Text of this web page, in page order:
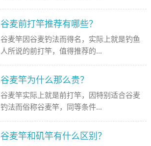
谷麦前打竿推荐有哪些？
谷麦竿因谷麦钓法而得名，实际上就是钓鱼
人所说的前打竿，值得推荐的...
谷麦竿为什么那么贵？
谷麦竿实际上就是前打竿，因特别适合谷麦
钓法而俗称谷麦竿，同等条件...
谷麦竿和矶竿有什么区别？